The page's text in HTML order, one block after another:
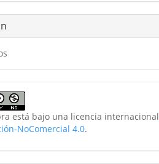
está bajo una licencia internacional
NoComercial 4.0.